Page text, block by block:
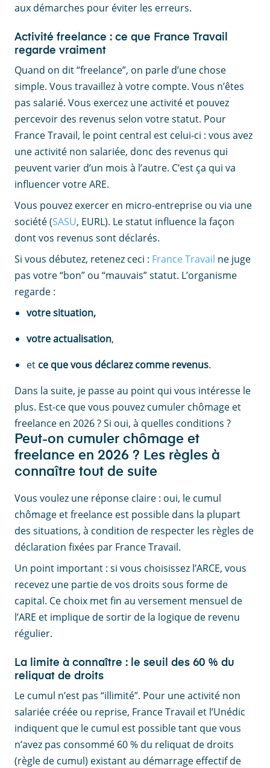
aux démarches pour éviter les erreurs.
Activité freelance : ce que France Travail
regarde vraiment
Quand on dit “freelance”, on parle d’une chose
simple. Vous travaillez à votre compte. Vous n’êtes
pas salarié. Vous exercez une activité et pouvez
percevoir des revenus selon votre statut. Pour
France Travail, le point central est celui-ci : vous avez
une activité non salariée, donc des revenus qui
peuvent varier d’un mois à l’autre. C’est ça qui va
influencer votre ARE.
Vous pouvez exercer en micro-entreprise ou via une
société (SASU, EURL). Le statut influence la façon
dont vos revenus sont déclarés.
Si vous débutez, retenez ceci : France Travail ne juge
pas votre “bon” ou “mauvais” statut. L’organisme
regarde :
votre situation,
votre actualisation,
et ce que vous déclarez comme revenus.
Dans la suite, je passe au point qui vous intéresse le
plus. Est-ce que vous pouvez cumuler chômage et
freelance en 2026 ? Si oui, à quelles conditions ?
Peut-on cumuler chômage et
freelance en 2026 ? Les règles à
connaître tout de suite
Vous voulez une réponse claire : oui, le cumul
chômage et freelance est possible dans la plupart
des situations, à condition de respecter les règles de
déclaration fixées par France Travail.
Un point important : si vous choisissez l’ARCE, vous
recevez une partie de vos droits sous forme de
capital. Ce choix met fin au versement mensuel de
l’ARE et implique de sortir de la logique de revenu
régulier.
La limite à connaître : le seuil des 60 % du
reliquat de droits
Le cumul n’est pas “illimité”. Pour une activité non
salariée créée ou reprise, France Travail et l’Unédic
indiquent que le cumul est possible tant que vous
n’avez pas consommé 60 % du reliquat de droits
(règle de cumul) existant au démarrage effectif de